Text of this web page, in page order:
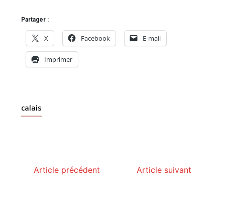
Partager :
X Facebook E-mail
Imprimer
calais
Article précédent Article suivant